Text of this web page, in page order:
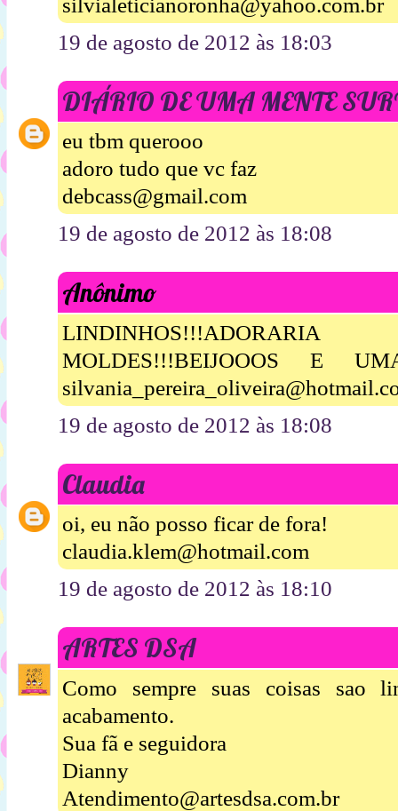
19 de agosto de 2012 às 18:03
DIÁRIO DE UMA MENTE
eu tbm querooo
adoro tudo que vc faz
debcass@gmail.com
19 de agosto de 2012 às 18:08
Anônimo
MOLDES!!!BEIJOOOS E
19 de agosto de 2012 às 18:08
Claudia
oi, eu não posso ficar de fora!
claudia.klem@hotmail.com
19 de agosto de 2012 às 18:10
ARTES DSA
Como sempre suas coisas sao
acabamento.
Sua fã e seguidora
Dianny
Atendimento@artesdsa.com.br